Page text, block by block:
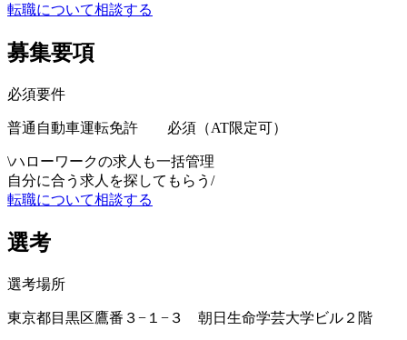
転職について相談する
募集要項
必須要件
普通自動車運転免許 必須（AT限定可）
\ハローワークの求人も一括管理
自分に合う求人を探してもらう /
転職について相談する
選考
選考場所
東京都目黒区鷹番３−１−３ 朝日生命学芸大学ビル２階